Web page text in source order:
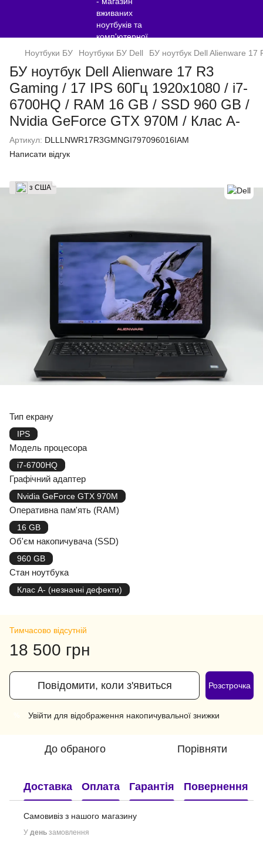
Ноутбуки БУ Ноутбуки БУ Dell БУ ноутбук Dell Alienware
БУ ноутбук Dell Alienware 17 R3
Gaming / 17 IPS 60Гц 1920x1080 / i7-
6700HQ / RAM 16 GB / SSD 960 GB /
Nvidia GeForce GTX 970M / Клас A-
Артикул: DLLLNWR17R3GMNGI797096016IAM
Написати відгук
з США
Тип екрану
IPS
Модель процесора
i7-6700HQ
Графічний адаптер
Nvidia GeForce GTX 970M
Оперативна пам'ять (RAM)
16 GB
Об'єм накопичувача (SSD)
960 GB
Стан ноутбука
Клас A- (незначні дефекти)
Тимчасово відсутній
18 500 грн
Повідомити, коли з'явиться Розстрочка
Увійти для відображення накопичувальної знижки
До обраного Порівняти
Доставка Оплата Гарантія Повернення
Самовивіз з нашого магазину
У день замовлення